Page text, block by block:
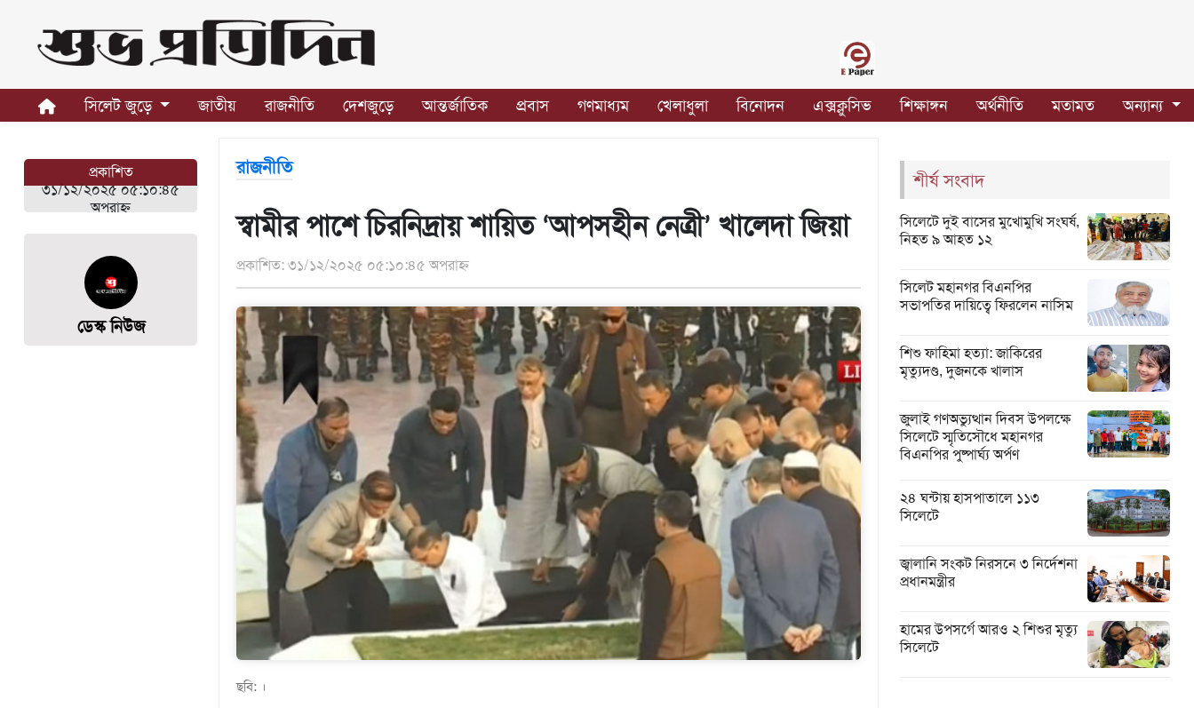
জুড়ে
সিলেট
মৌলভীবাজার
হবিগঞ্জ
জাতীয়
আন্তর্জাতিক
সিলেট জুড়ে জাতীয় রাজনীতি দেশজুড়ে আন্তর্জাতিক প্রবাস গণমাধ্যম খেলাধুলা বিনোদন এক্সক্লুসিভ শিক্ষাঙ্গন অর্থনীতি মতামত অন্যান্য
প্রকাশিত
৩১/১২/২০২৫ ০৫:১০:৪৫
অপরাহ্ন
ডেস্ক নিউজ
রাজনীতি
স্বামীর পাশে চিরনিদ্রায় শায়িত ‘আপসহীন নেত্রী’ খালেদা জিয়া
প্রকাশিত: ৩১/১২/২০২৫ ০৫:১০:৪৫ অপরাহ্ন
ছবি: ।
শীর্ষ সংবাদ
সিলেটে দুই বাসের মুখোমুখি সংঘর্ষ,
নিহত ৯ আহত ১২
সিলেট মহানগর বিএনপির
সভাপতির দায়িত্বে ফিরলেন নাসিম
শিশু ফাহিমা হত্যা: জাকিরের
মৃত্যুদণ্ড, দুজনকে খালাস
জুলাই গণঅভ্যুত্থান দিবস উপলক্ষে
সিলেটে স্মৃতিসৌধে মহানগর
বিএনপির পুষ্পার্ঘ্য অর্পণ
২৪ ঘন্টায় হাসপাতালে ১১৩
সিলেটে
জ্বালানি সংকট নিরসনে ৩ নির্দেশনা
প্রধানমন্ত্রীর
হামের উপসর্গে আরও ২ শিশুর মৃত্যু
সিলেটে